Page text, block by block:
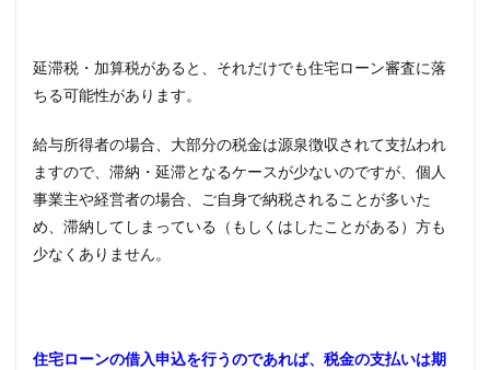
延滞税・加算税があると、それだけでも住宅ローン審査に落
ちる可能性があります。
給与所得者の場合、大部分の税金は源泉徴収されて支払われ
ますので、滞納・延滞となるケースが少ないのですが、個人
事業主や経営者の場合、ご自身で納税されることが多いた
め、滞納してしまっている（もしくはしたことがある）方も
少なくありません。
住宅ローンの借入申込を行うのであれば、税金の支払いは期